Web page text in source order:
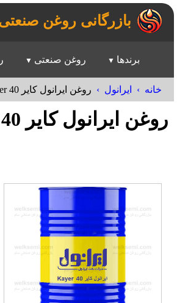
بازرگانی روغن
برندها روغن صنعتی
خانه ایرانول روغن ایرانول کایر Kayer 40
روغن ایرانول کایر Kayer 40